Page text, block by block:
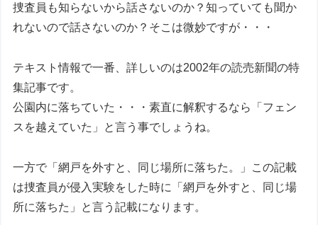
捜査員も知らないから話さないのか？知っていても聞か
れないので話さないのか？そこは微妙ですが・・・
テキスト情報で一番、詳しいのは2002年の読売新聞の特
集記事です。
公園内に落ちていた・・・素直に解釈するなら「フェン
スを越えていた」と言う事でしょうね。
一方で「網戸を外すと、同じ場所に落ちた。」この記載
は捜査員が侵入実験をした時に「網戸を外すと、同じ場
所に落ちた」と言う記載になります。